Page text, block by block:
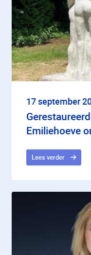
17 september
Emiliehoeve
Lees verder